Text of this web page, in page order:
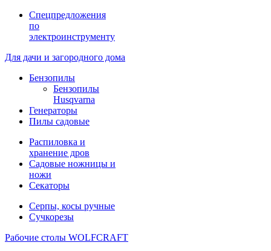
Спецпредложения
по
электроинструменту
Для дачи и загородного дома
Бензопилы
Бензопилы
Husqvarna
Генераторы
Пилы садовые
Распиловка и
хранение дров
Садовые ножницы и
ножи
Секаторы
Серпы, косы ручные
Сучкорезы
Рабочие столы WOLFCRAFT